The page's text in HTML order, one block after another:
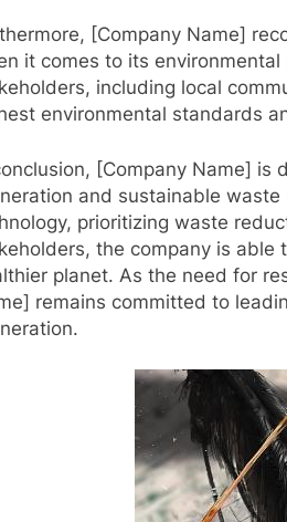
[Company Name]
it comes to its
including local
environmental standards
[Company Name]
and sustainable
prioritizing waste
the company is
planet. As the need for
remains committed to